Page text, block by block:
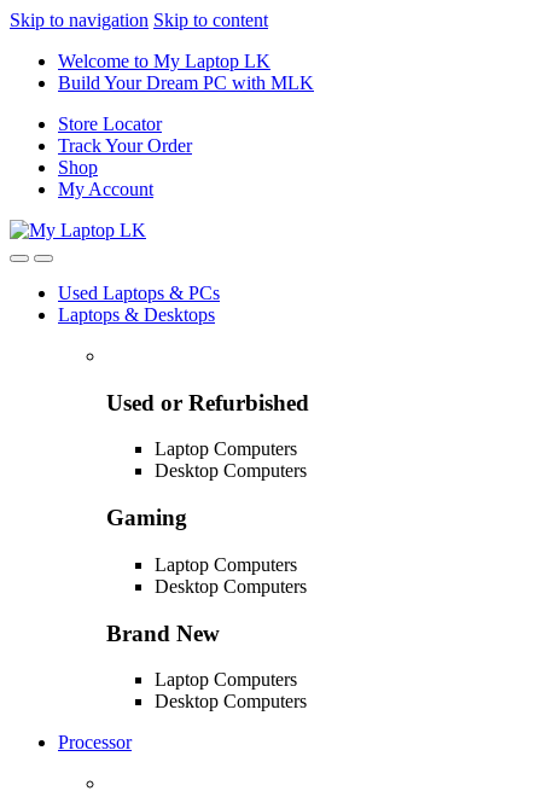
Skip to navigation Skip to content
Welcome to My Laptop LK
Build Your Dream PC with MLK
Store Locator
Track Your Order
Shop
My Account
Used Laptops & PCs
Laptops & Desktops
Used or Refurbished
Laptop Computers
Desktop Computers
Gaming
Laptop Computers
Desktop Computers
Brand New
Laptop Computers
Desktop Computers
Processor